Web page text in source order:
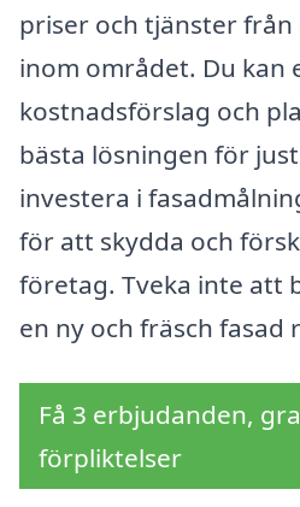
priser och tjänster
inom området. Du kan
kostnadsförslag och
bästa lösningen för
investera i
för att skydda och
företag. Tveka inte att
en ny och fräsch fasad
Få 3 erbjudanden,
förpliktelser